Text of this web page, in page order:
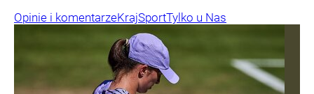
Opinie i komentarzeKrajSportTylko u Nas